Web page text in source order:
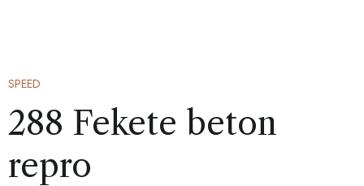
SPEED
288 Fekete beton
repro